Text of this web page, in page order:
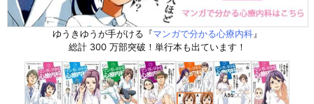
ゆうきゆうが手がける『マンガで分かる心療内科』
総計 300 万部突破！単行本も出ています！